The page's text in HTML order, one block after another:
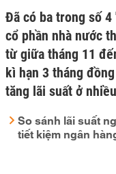
Đã có ba trong số 4
cổ phần nhà nước
từ giữa tháng 11
kì hạn 3 tháng
tăng lãi suất ở
So sánh lãi suất
tiết kiệm ngân